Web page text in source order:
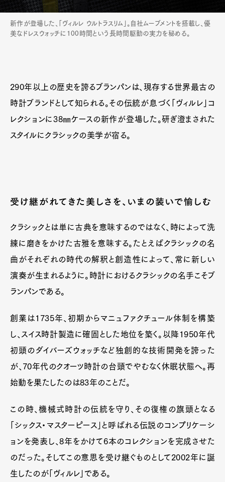
新作が登場した、「ヴィルレ ウルトラスリム」。自社ムーブメントを搭載し、優
美なドレスウォッチに100時間という長時間駆動の実力を秘める。
290年以上の歴史を誇るブランパンは、現存する世界最古の
時計ブランドとして知られる。その伝統が息づく「ヴィルレ」コ
レクションに38㎜ケースの新作が登場した。研ぎ澄まされた
スタイルにクラシックの美学が宿る。
受け継がれてきた美しさを、いまの装いで愉しむ
クラシックとは単に古典を意味するのではなく、時によって洗
練に磨きをかけた古雅を意味する。たとえばクラシックの名
曲がそれぞれの時代の解釈と創造性によって、常に新しい
演奏が生まれるように。時計におけるクラシックの名手こそブ
ランパンである。
創業は1735年、初期からマニュファクチュール体制を構築
し、スイス時計製造に確固とした地位を築く。以降1950年代
初頭のダイバーズウォッチなど独創的な技術開発を誇った
が、70年代のクオーツ時計の台頭でやむなく休眠状態へ。再
始動を果たしたのは83年のことだ。
この時、機械式時計の伝統を守り、その復権の旗頭となる
「シックス・マスターピース」と呼ばれる伝説のコンプリケーシ
ョンを発表し、8年をかけて6本のコレクションを完成させた
のだった。そしてこの意思を受け継ぐものとして2002年に誕
生したのが「ヴィルレ」である。